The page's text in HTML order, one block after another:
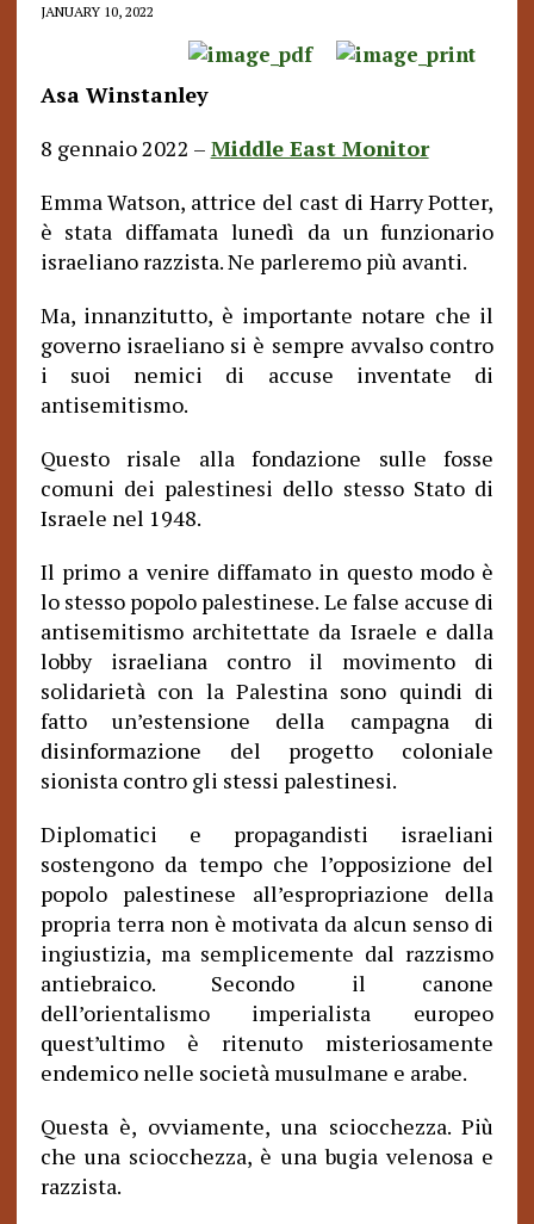
JANUARY 10, 2022
Asa Winstanley
8 gennaio 2022 – Middle East Monitor
Emma Watson, attrice del cast di Harry Potter,
è stata diffamata lunedì da un funzionario
israeliano razzista.Ne parleremo più avanti.
Ma, innanzitutto, è importante notare che il
governo israeliano si è sempre avvalso contro
i suoi nemici di accuse inventate di
antisemitismo.
Questo risale alla fondazione sulle fosse
comuni dei palestinesi dello stesso Stato di
Israele nel 1948.
Il primo a venire diffamato in questo modo è
lo stesso popolo palestinese. Le false accuse di
antisemitismo architettate da Israele e dalla
lobby israeliana contro il movimento di
solidarietà con la Palestina sono quindi di
fatto un’estensione della campagna di
disinformazione del progetto coloniale
sionista contro gli stessi palestinesi.
Diplomatici e propagandisti israeliani
sostengono da tempo che l’opposizione del
popolo palestinese all’espropriazione della
propria terra non è motivata da alcun senso di
ingiustizia, ma semplicemente dal razzismo
antiebraico. Secondo il canone
dell’orientalismo imperialista europeo
quest’ultimo è ritenuto misteriosamente
endemico nelle società musulmane e arabe.
Questa è, ovviamente, una sciocchezza. Più
che una sciocchezza, è una bugia velenosa e
razzista.